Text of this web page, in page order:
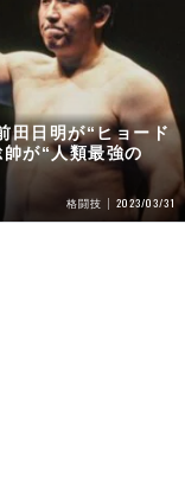
田日明が“ヒョード
が“人類最強の
格闘技 2023/03/31